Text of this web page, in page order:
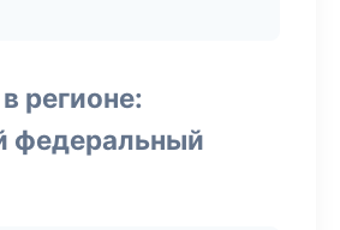
регионе:
федеральный